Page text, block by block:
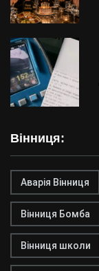
Вінниця:
Аварія Вінниця
Вінниця Бомба
Вінниця школи